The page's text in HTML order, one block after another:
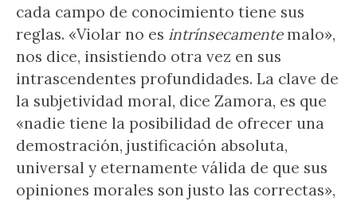
cada campo de conocimiento tiene sus
reglas. «Violar no es intrínsecamentemalo»,
nos dice, insistiendo otra vez en sus
intrascendentes profundidades. La clave de
la subjetividad moral, dice Zamora, es que
«nadie tiene la posibilidad de ofrecer una
demostración, justificación absoluta,
universal y eternamente válida de que sus
opiniones morales son justo las correctas»,